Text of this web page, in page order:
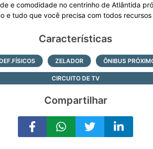
e comodidade no centrinho de Atlântida
Características
ZELADOR ÔNIBUS
CIRCUITO DE TV
Compartilhar